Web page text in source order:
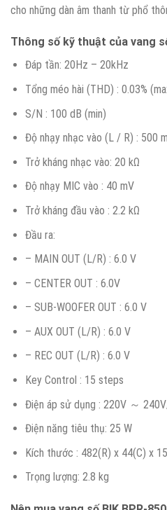
cho những dàn âm thanh từ phổ
Thông số kỹ thuật của vang
Đáp tần: 20Hz – 20kHz
Tổng méo hài (THD) : 0.03%
S/N : 100 dB (min)
Độ nhạy nhạc vào (L / R) : 500
Trở kháng nhạc vào: 20 kΩ
Độ nhạy MIC vào : 40 mV
Trở kháng đầu vào : 2.2 kΩ
Đầu ra:
– MAIN OUT (L/R) : 6.0 V
– CENTER OUT : 6.0V
– SUB-WOOFER OUT : 6.0 V
– AUX OUT (L/R) : 6.0 V
– REC OUT (L/R) : 6.0 V
Key Control : 15 steps
Điện áp sử dụng : 220V ～
Điện năng tiêu thụ: 25 W
Kích thước : 482(R) x 44(C) x
Trọng lượng: 2.8 kg